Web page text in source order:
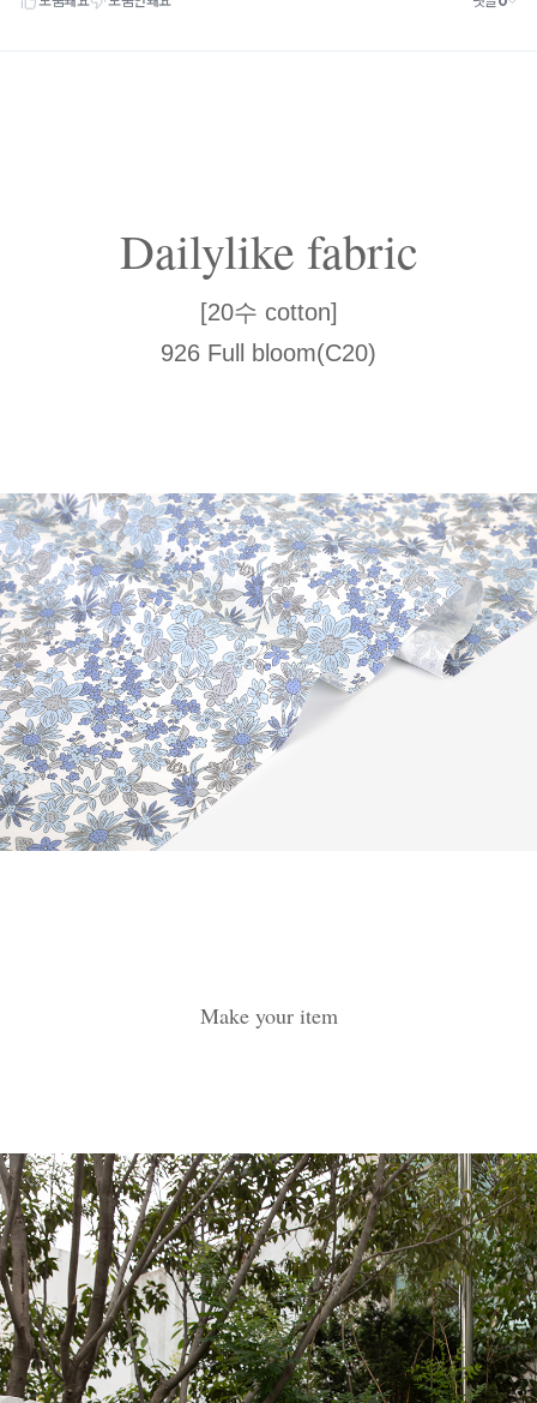
Dailylike fabric
[20수 cotton]
926 Full bloom(C20)
Make your item